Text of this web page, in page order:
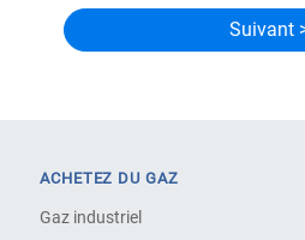
ACHETEZ DU GAZ
Gaz industriel